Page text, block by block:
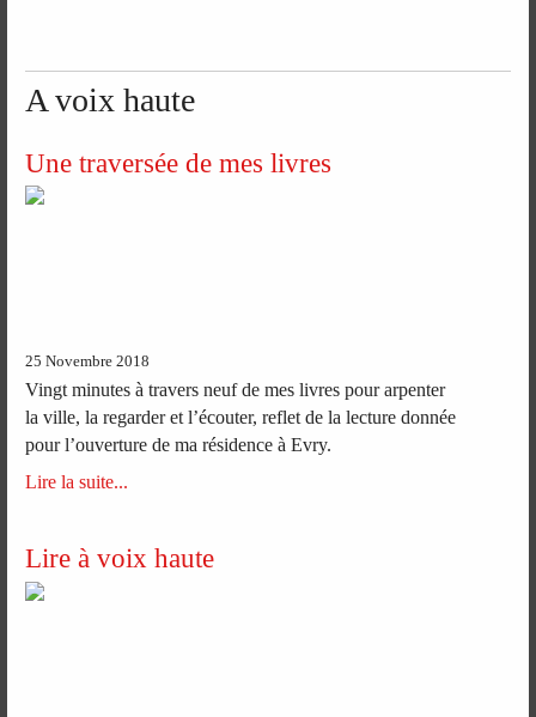
A voix haute
Une traversée de mes livres
25 Novembre 2018
Vingt minutes à travers neuf de mes livres pour arpenter
la ville, la regarder et l’écouter, reflet de la lecture donnée
pour l’ouverture de ma résidence à Evry.
Lire la suite...
Lire à voix haute